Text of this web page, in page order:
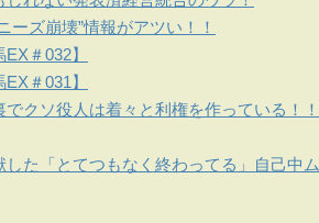
ーズ崩壊”情報がアツい！！
＃032】
＃031】
クソ役人は着々と利権を作っている！！
た「とてつもなく終わってる」自己中ム